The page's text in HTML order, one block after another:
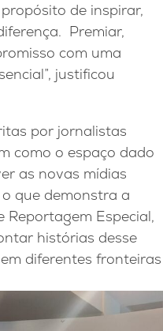
de inspirar,
Premiar,
com uma
justificou
por jornalistas
como o espaço dado
as novas mídias
que demonstra a
Especial,
histórias desse
diferentes fronteiras